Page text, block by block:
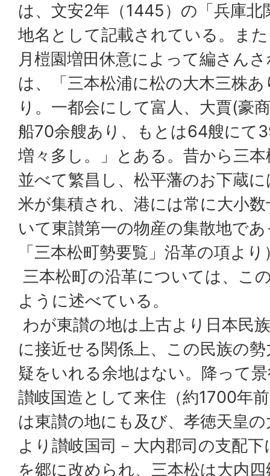
は、文安2年（1445）の「兵庫北
地名として記載されている。ま
月榿園増田休意によって編さん
は、「三本松浦に松の大木三株
り。一都会にして富人、大賈(豪
船70余艘あり、もとは64艘にて
増々多し。」とある。昔から三
並べて繁昌し、松平藩のお下蔵
米が集積され、港には常に大小
いて東讃第一の物産の集散地で
「三本松町勢要覧」沿革の項より
三本松町の沿革については、こ
ように述べている。
わが東讃の地は上古より日本民
に接近せる関係上、この民族の
疑をいれる余地はない。降って
讃岐国造として来住（約1700年
は東讃の地にも及び、孝徳天皇
より讃岐国司－大内郡司の支配
を郷に改められ、三本松は大内